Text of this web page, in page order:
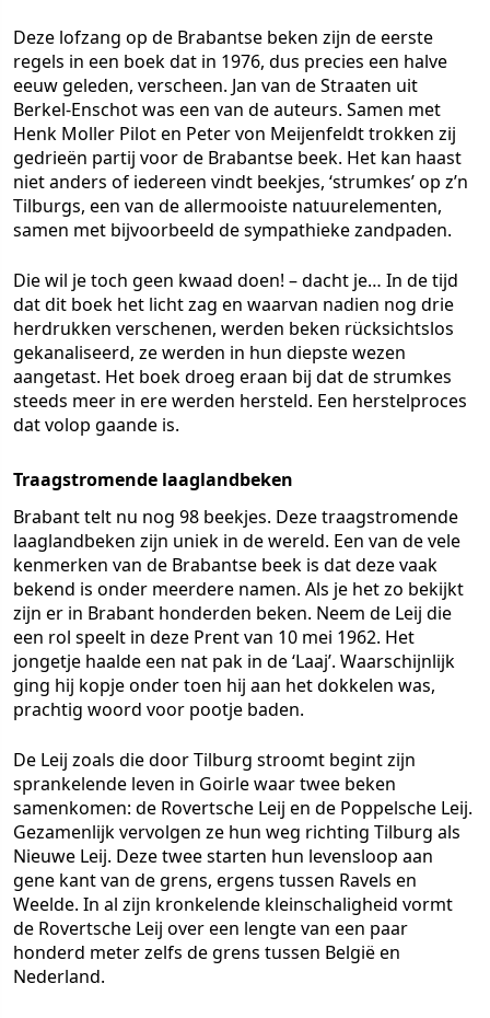
Deze lofzang op de Brabantse beken zijn de eerste
regels in een boek dat in 1976, dus precies een halve
eeuw geleden, verscheen. Jan van de Straaten uit
Berkel-Enschot was een van de auteurs. Samen met
Henk Moller Pilot en Peter von Meijenfeldt trokken zij
gedrieën partij voor de Brabantse beek. Het kan haast
niet anders of iedereen vindt beekjes, ‘strumkes’ op z’n
Tilburgs, een van de allermooiste natuurelementen,
samen met bijvoorbeeld de sympathieke zandpaden.
Die wil je toch geen kwaad doen! – dacht je… In de tijd
dat dit boek het licht zag en waarvan nadien nog drie
herdrukken verschenen, werden beken rücksichtslos
gekanaliseerd, ze werden in hun diepste wezen
aangetast. Het boek droeg eraan bij dat de strumkes
steeds meer in ere werden hersteld. Een herstelproces
dat volop gaande is.
Traagstromende laaglandbeken
Brabant telt nu nog 98 beekjes. Deze traagstromende
laaglandbeken zijn uniek in de wereld. Een van de vele
kenmerken van de Brabantse beek is dat deze vaak
bekend is onder meerdere namen. Als je het zo bekijkt
zijn er in Brabant honderden beken. Neem de Leij die
een rol speelt in deze Prent van 10 mei 1962. Het
jongetje haalde een nat pak in de ‘Laaj’. Waarschijnlijk
ging hij kopje onder toen hij aan het dokkelen was,
prachtig woord voor pootje baden.
De Leij zoals die door Tilburg stroomt begint zijn
sprankelende leven in Goirle waar twee beken
samenkomen: de Rovertsche Leij en de Poppelsche Leij.
Gezamenlijk vervolgen ze hun weg richting Tilburg als
Nieuwe Leij. Deze twee starten hun levensloop aan
gene kant van de grens, ergens tussen Ravels en
Weelde. In al zijn kronkelende kleinschaligheid vormt
de Rovertsche Leij over een lengte van een paar
honderd meter zelfs de grens tussen België en
Nederland.